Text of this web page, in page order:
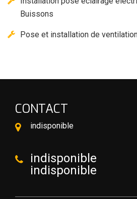
Buissons
Pose et installation de
CONTACT
indisponible
indisponible
indisponible